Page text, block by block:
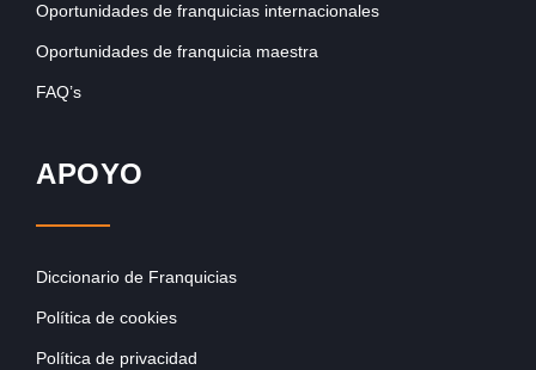
Oportunidades de franquicias internacionales
Oportunidades de franquicia maestra
FAQ’s
APOYO
Diccionario de Franquicias
Política de cookies
Política de privacidad